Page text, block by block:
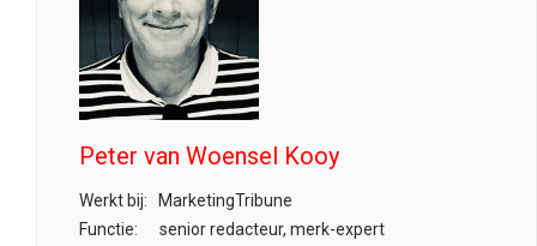
Peter van Woensel Kooy
Werkt bij:
MarketingTribune
Functie:
senior redacteur, merk-expert